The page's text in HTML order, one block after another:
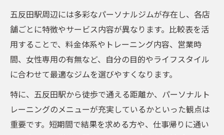
五反田エリアで続けやすいダイエット法一
覧
忙しい女性でも無理なく続くジムの工夫
パーソナルジムで得られる食事サポート
楽しく続けるための習慣化テクニック
五反田パーソナルジムのサポート体制とは
忙しい女性にもおすすめの楽々ジム通い
パーソナルジム通いが忙しい女性に人気の
五反田駅周辺には多彩なパーソナルジムが存在し、各店
舗ごとに特徴やサービス内容が異なります。比較表を活
用することで、料金体系やトレーニング内容、営業時
間、女性専用の有無など、自分の目的やライフスタイル
に合わせて最適なジムを選びやすくなります。
特に、五反田駅から徒歩で通える距離か、パーソナルト
レーニングのメニューが充実しているかといった観点は
重要です。短期間で結果を求める方や、仕事帰りに通い